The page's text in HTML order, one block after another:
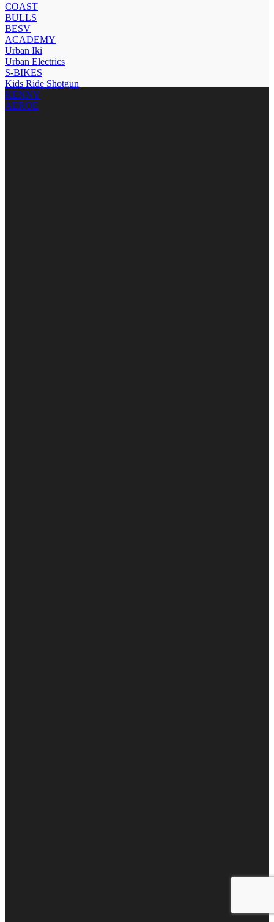
COAST
BULLS
BESV
ACADEMY
Urban Iki
Urban Electrics
S-BIKES
Kids Ride Shotgun
KENNY
AEROE